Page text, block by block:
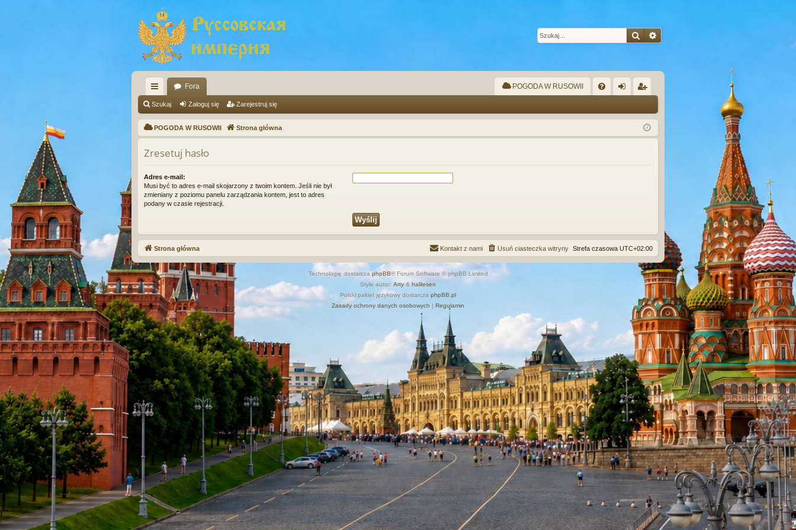
SzukajWyszukiwanie zaawansowane
ię
ce
j
…
Fora POGODA W RUSOWII
Q og
uj
ej
es
Szukaj Zaloguj się Zarejestruj się
POGODA W RUSOWII Strona główna
Zresetuj hasło
Adres e-mail:
Musi być to adres e-mail skojarzony z twoim kontem. Jeśli nie był
zmieniany z poziomu panelu zarządzania kontem, jest to adres
podany w czasie rejestracji.
Strona główna Strefa czasowa UTC+02:00
Usuń ciasteczka witryny
Kontakt z nami
Technologię dostarcza phpBB® Forum Software © phpBB Limited
Style autor: Arty& halilesen
Polski pakiet językowy dostarcza phpBB.pl
Zasady ochrony danych osobowych
Regulamin